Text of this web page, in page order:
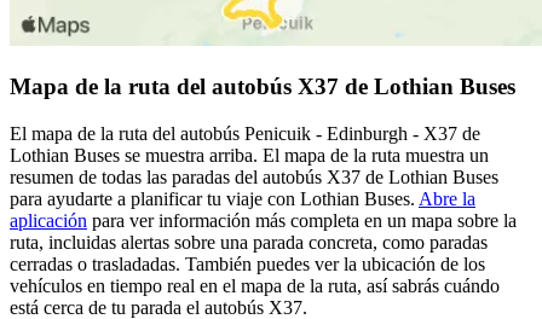
Mapa de la ruta del autobús X37 de Lothian Buses
El mapa de la ruta del autobús Penicuik - Edinburgh - X37 de
Lothian Buses se muestra arriba. El mapa de la ruta muestra un
resumen de todas las paradas del autobús X37 de Lothian Buses
para ayudarte a planificar tu viaje con Lothian Buses. Abre la
aplicación para ver información más completa en un mapa sobre la
ruta, incluidas alertas sobre una parada concreta, como paradas
cerradas o trasladadas. También puedes ver la ubicación de los
vehículos en tiempo real en el mapa de la ruta, así sabrás cuándo
está cerca de tu parada el autobús X37.